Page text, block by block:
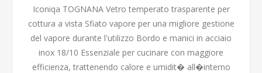
Iconiqa TOGNANA Vetro temperato trasparente per
cottura a vista Sfiato vapore per una migliore gestione
del vapore durante l'utilizzo Bordo e manici in acciaio
inox 18/10 Essenziale per cucinare con maggiore
efficienza, trattenendo calore e umidit� all�interno